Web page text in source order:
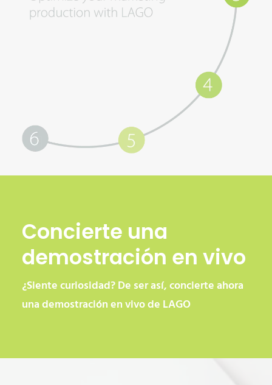
Concierte una
demostración en vivo
¿Siente curiosidad? De ser así, concierte ahora
unademostración en vivo de LAGO